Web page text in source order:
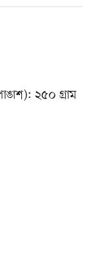
২৫০ গ্রাম